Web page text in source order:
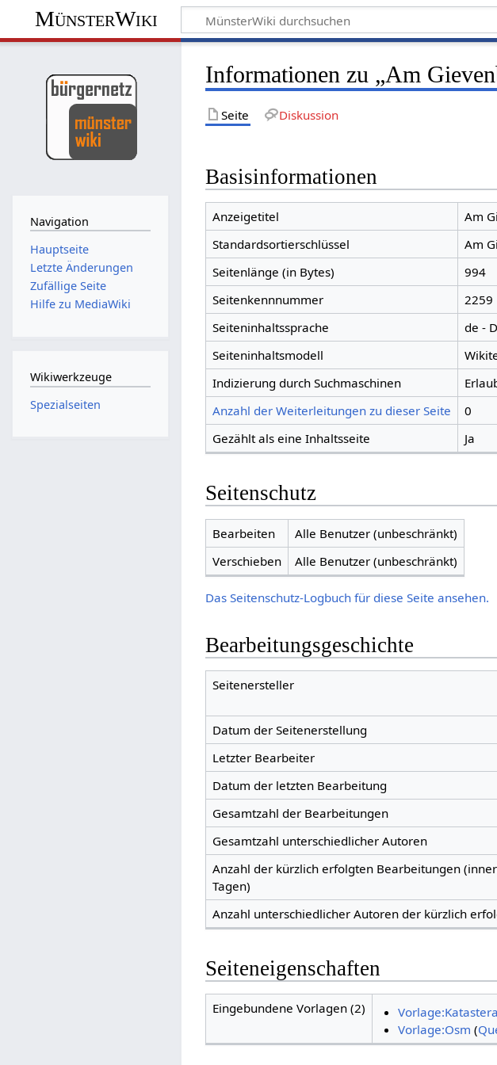
MünsterWiki
Informationen zu „Am
Seite Diskussion
Basisinformationen
Anzeigetitel
Am
Standardsortierschlüssel
Am
Seitenlänge (in Bytes)
994
Seitenkennnummer
2259
Seiteninhaltssprache
de -
Seiteninhaltsmodell
Indizierung durch Suchmaschinen
Anzahl der Weiterleitungen zu dieser Seite
0
Gezählt als eine Inhaltsseite
Ja
Seitenschutz
Bearbeiten
Alle Benutzer (unbeschränkt)
Verschieben
Alle Benutzer (unbeschränkt)
Das Seitenschutz-Logbuch für diese Seite ansehen.
Bearbeitungsgeschichte
Seitenersteller
Datum der Seitenerstellung
Letzter Bearbeiter
Datum der letzten Bearbeitung
Gesamtzahl der Bearbeitungen
Gesamtzahl unterschiedlicher Autoren
Anzahl der kürzlich erfolgten Bearbeitungen
Tagen)
Anzahl unterschiedlicher Autoren der kürzlich
Seiteneigenschaften
Eingebundene Vorlagen (2)
Vorlage:Osm (
Navigation
Hauptseite
Letzte Änderungen
Zufällige Seite
Hilfe zu MediaWiki
Wikiwerkzeuge
Spezialseiten